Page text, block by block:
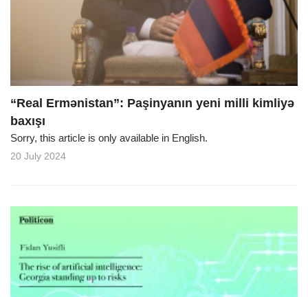
“Real Ermənistan”: Paşinyanın yeni milli kimliyə
baxışı
Sorry, this article is only available in English.
20 July 2024